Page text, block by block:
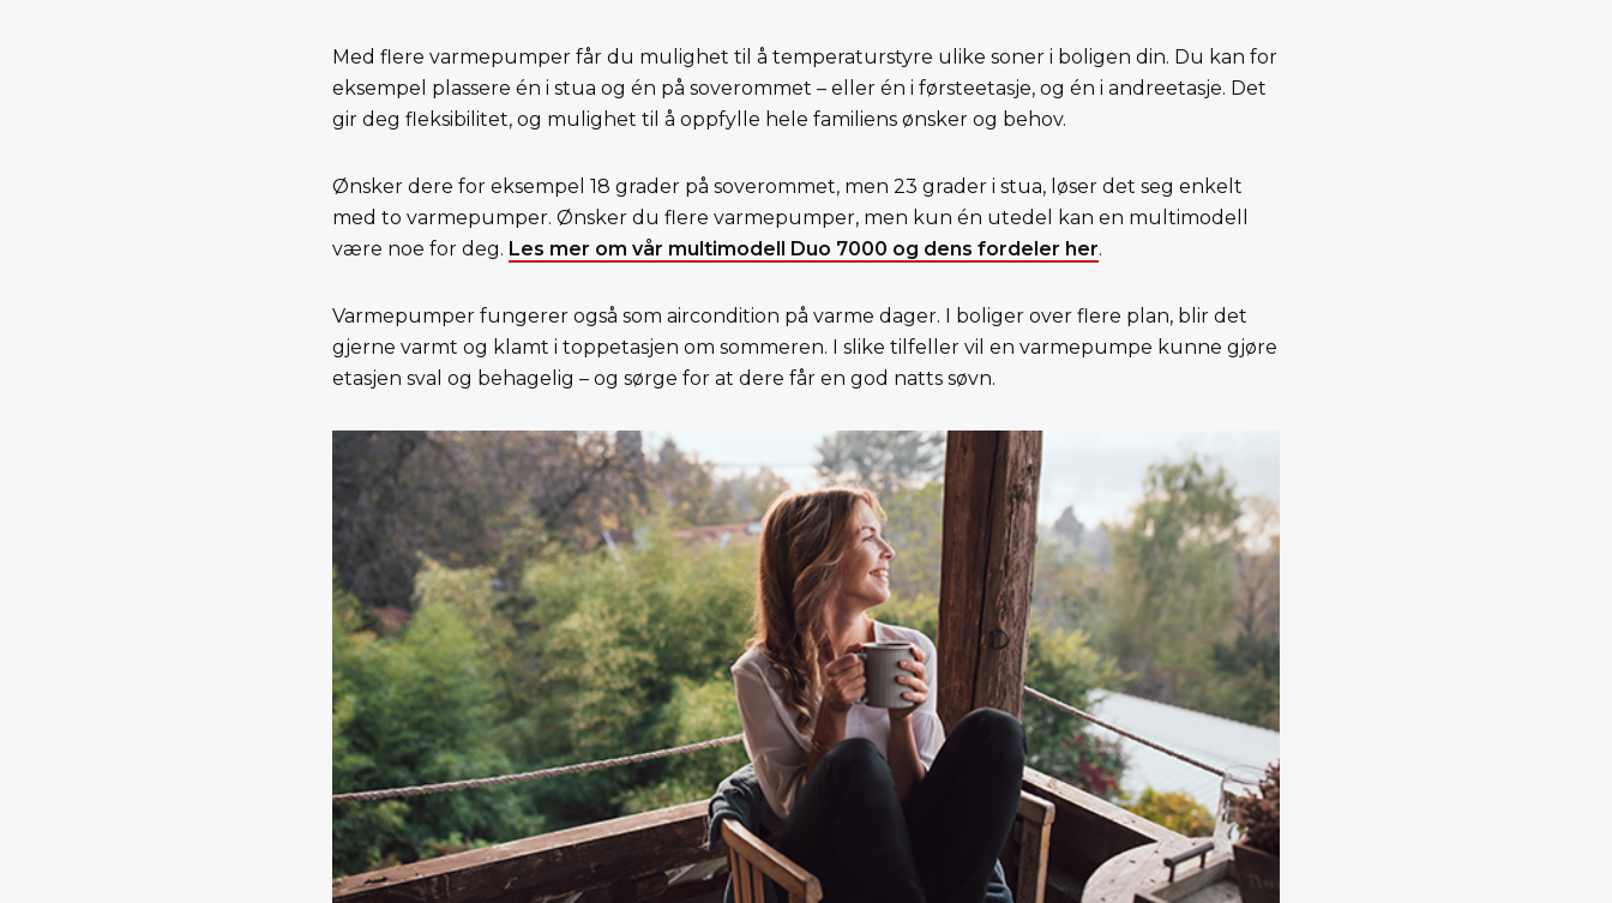
Med flere varmepumper får du mulighet til å temperaturstyre ulike soner i boligen din. Du kan for
eksempel plassere én i stua og én på soverommet – eller én i førsteetasje, og én i andreetasje. Det
gir deg fleksibilitet, og mulighet til å oppfylle hele familiens ønsker og behov.
Ønsker dere for eksempel 18 grader på soverommet, men 23 grader i stua, løser det seg enkelt
med to varmepumper. Ønsker du flere varmepumper, men kun én utedel kan en multimodell
være noe for deg. Les mer om vår multimodell Duo 7000 og dens fordeler her.
Varmepumper fungerer også som aircondition på varme dager. I boliger over flere plan, blir det
gjerne varmt og klamt i toppetasjen om sommeren. I slike tilfeller vil en varmepumpe kunne gjøre
etasjen sval og behagelig – og sørge for at dere får en god natts søvn.